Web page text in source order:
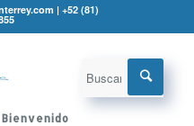
| +52 (81)
Bienvenido